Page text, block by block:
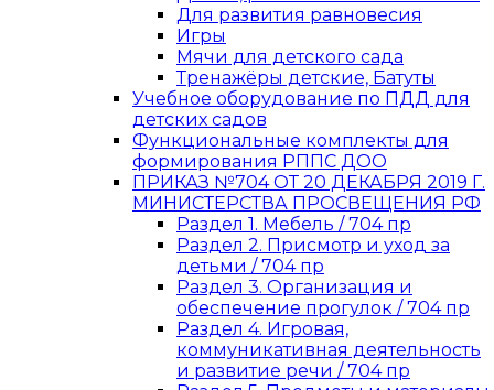
Для развития равновесия
Игры
Мячи для детского сада
Тренажёры детские, Батуты
Учебное оборудование по ПДД для
детских садов
Функциональные комплекты для
формирования РППС ДОО
ПРИКАЗ №704 ОТ 20 ДЕКАБРЯ 2019 Г.
МИНИСТЕРСТВА ПРОСВЕЩЕНИЯ РФ
Раздел 1. Мебель / 704 пр
Раздел 2. Присмотр и уход за
детьми / 704 пр
Раздел 3. Организация и
обеспечение прогулок / 704 пр
Раздел 4. Игровая,
коммуникативная деятельность
и развитие речи / 704 пр